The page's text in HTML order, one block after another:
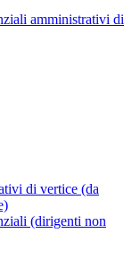
amministrativi di
di vertice (da
(dirigenti non